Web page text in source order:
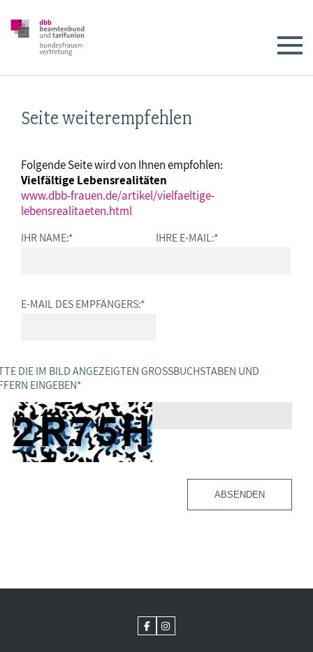
Seite weiterempfehlen
Folgende Seite wird von Ihnen empfohlen:
Vielfältige Lebensrealitäten
www.dbb-frauen.de/artikel/vielfaeltige-
lebensrealitaeten.html
IHR NAME:* IHRE E-MAIL:*
E-MAIL DES EMPFÄNGERS:*
DIE IM BILD ANGEZEIGTEN GROSSBUCHSTABEN UND Z
EINGEBEN *
ABSENDEN